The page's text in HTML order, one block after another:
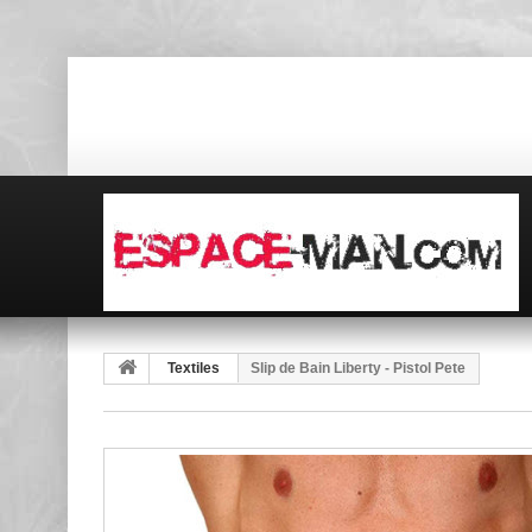
Textiles Slip de Bain Liberty - Pistol Pete